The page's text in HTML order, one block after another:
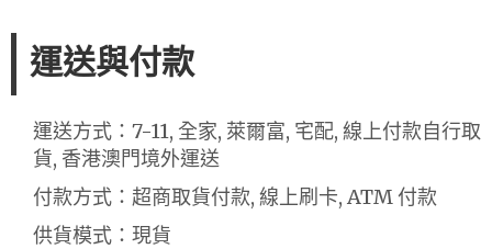
運送與付款
運送方式：7-11, 全家, 萊爾富, 宅配, 線上付款自行取
貨, 香港澳門境外運送
付款方式：超商取貨付款, 線上刷卡, ATM 付款
供貨模式：現貨